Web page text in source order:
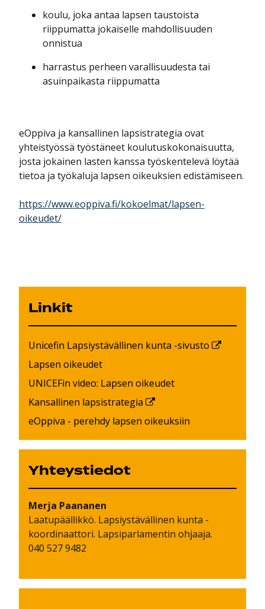
koulu, joka antaa lapsen taustoista
riippumatta jokaiselle mahdollisuuden
onnistua
harrastus perheen varallisuudesta tai
asuinpaikasta riippumatta
eOppiva ja kansallinen lapsistrategia ovat
yhteistyössä työstäneet koulutuskokonaisuutta,
josta jokainen lasten kanssa työskentelevä löytää
tietoa ja työkaluja lapsen oikeuksien edistämiseen.
https://www.eoppiva.fi/kokoelmat/lapsen-
oikeudet/
Linkit
Unicefin Lapsiystävällinen kunta -sivusto
Lapsen oikeudet
UNICEFin video: Lapsen oikeudet
Kansallinen lapsistrategia
eOppiva - perehdy lapsen oikeuksiin
Yhteystiedot
Merja Paananen
Laatupäällikkö. Lapsiystävällinen kunta -
koordinaattori. Lapsiparlamentin ohjaaja.
040 527 9482